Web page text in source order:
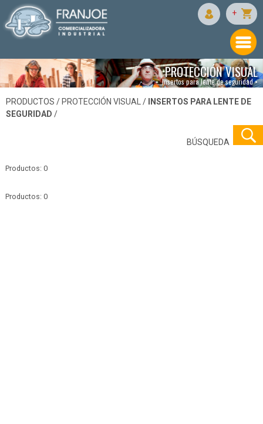
+
PROTECCIÓN VISUAL
Insertos para lente de seguridad •
PRODUCTOS / PROTECCIÓN VISUAL /
INSERTOS PARA LENTE DE
SEGURIDAD /
BÚSQUEDA
Productos: 0
Productos: 0